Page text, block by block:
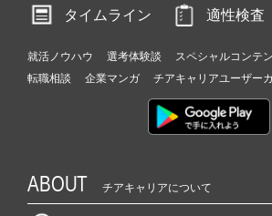
タイムライン
適性検査
就活ノウハウ 選考体験談 スペシャルコンテ
転職相談
企業マンガ チアキャリアユーザー
ABOUT チアキャリアについて